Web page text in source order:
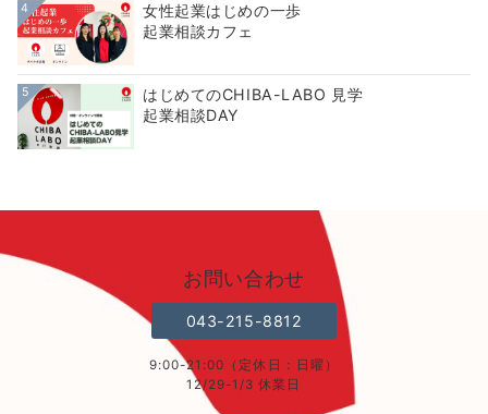
4
女性起業はじめの一歩
起業相談カフェ
5
はじめてのCHIBA-LABO 見学
起業相談DAY
お問い合わせ
043-215-8812
9:00-21:00（定休日：日曜）
12/29-1/3 休業日